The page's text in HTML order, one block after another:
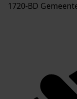
1720-BD